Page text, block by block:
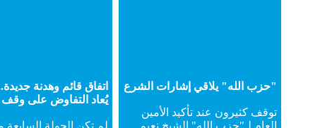
"حزب الله" يلاقي إشارات الشرع
توقف كثيرون عند تأكيد الأمين
العام لـ"حزب الله" الشيخ نعيم
اتفاق قائم وهدنة
يُعاد التفاوض على وقف
لم تكن الجولة السابعة